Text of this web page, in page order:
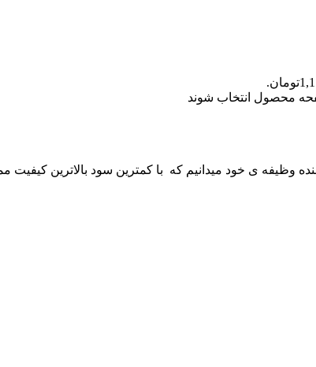
محصول انتخاب شوند
وظیفه ی خود میدانیم که با کمترین سود بالاترین کیفیت